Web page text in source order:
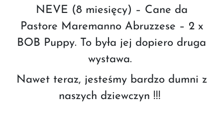
NEVE (8 miesięcy) – Cane da
Pastore Maremanno Abruzzese – 2 x
BOB Puppy. To była jej dopiero druga
wystawa.
Nawet teraz, jesteśmy bardzo dumni z
naszych dziewczyn !!!